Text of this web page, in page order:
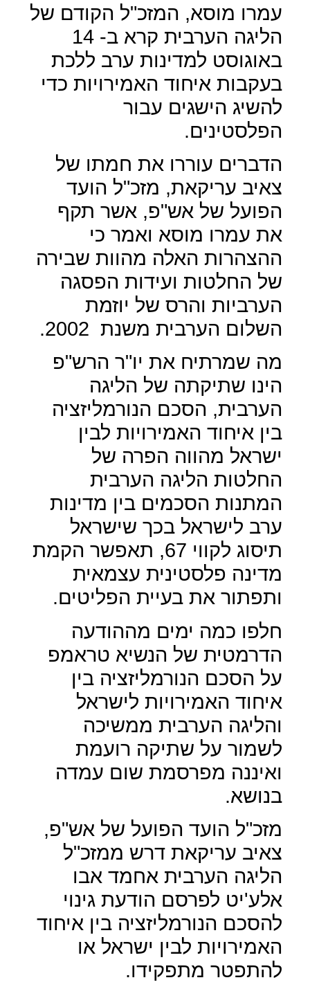
עמרו מוסא, המזכ"ל הקודם של
הליגה הערבית קרא ב- 14
באוגוסט למדינות ערב ללכת
בעקבות איחוד האמירויות כדי
להשיג הישגים עבור
הפלסטינים.
הדברים עוררו את חמתו של
צאיב עריקאת, מזכ"ל הועד
הפועל של אש"פ, אשר תקף
את עמרו מוסא ואמר כי
ההצהרות האלה מהוות שבירה
של החלטות ועידות הפסגה
הערביות והרס של יוזמת
השלום הערבית משנת 2002.
מה שמרתיח את יו"ר הרש"פ
הינו שתיקתה של הליגה
הערבית, הסכם הנורמליזציה
בין איחוד האמירויות לבין
ישראל מהווה הפרה של
החלטות הליגה הערבית
המתנות הסכמים בין מדינות
ערב לישראל בכך שישראל
תיסוג לקווי 67, תאפשר הקמת
מדינה פלסטינית עצמאית
ותפתור את בעיית הפליטים.
חלפו כמה ימים מההודעה
הדרמטית של הנשיא טראמפ
על הסכם הנורמליזציה בין
איחוד האמירויות לישראל
והליגה הערבית ממשיכה
לשמור על שתיקה רועמת
ואיננה מפרסמת שום עמדה
בנושא.
מזכ"ל הועד הפועל של אש"פ,
צאיב עריקאת דרש ממזכ"ל
הליגה הערבית אחמד אבו
אלע'יט לפרסם הודעת גינוי
להסכם הנורמליזציה בין איחוד
האמירויות לבין ישראל או
להתפטר מתפקידו.